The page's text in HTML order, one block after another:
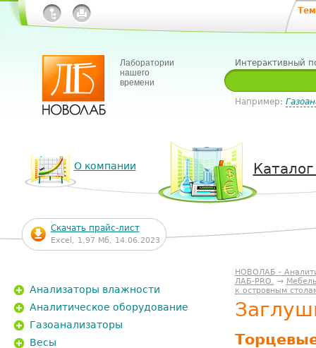
Лаборатории
нашего
времени
Интерактивный
Например:
О компании
Скачать прайс-лист
Excel, 1,97 Мб, 14.06.2023
НОВОЛАБ -
ЛАБ-PRO. →
к островным
Анализаторы влажности
Аналитическое оборудование
Газоанализаторы
Весы